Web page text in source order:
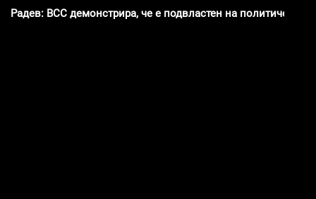
Радев: ВСС демонстрира, че е подвластен на